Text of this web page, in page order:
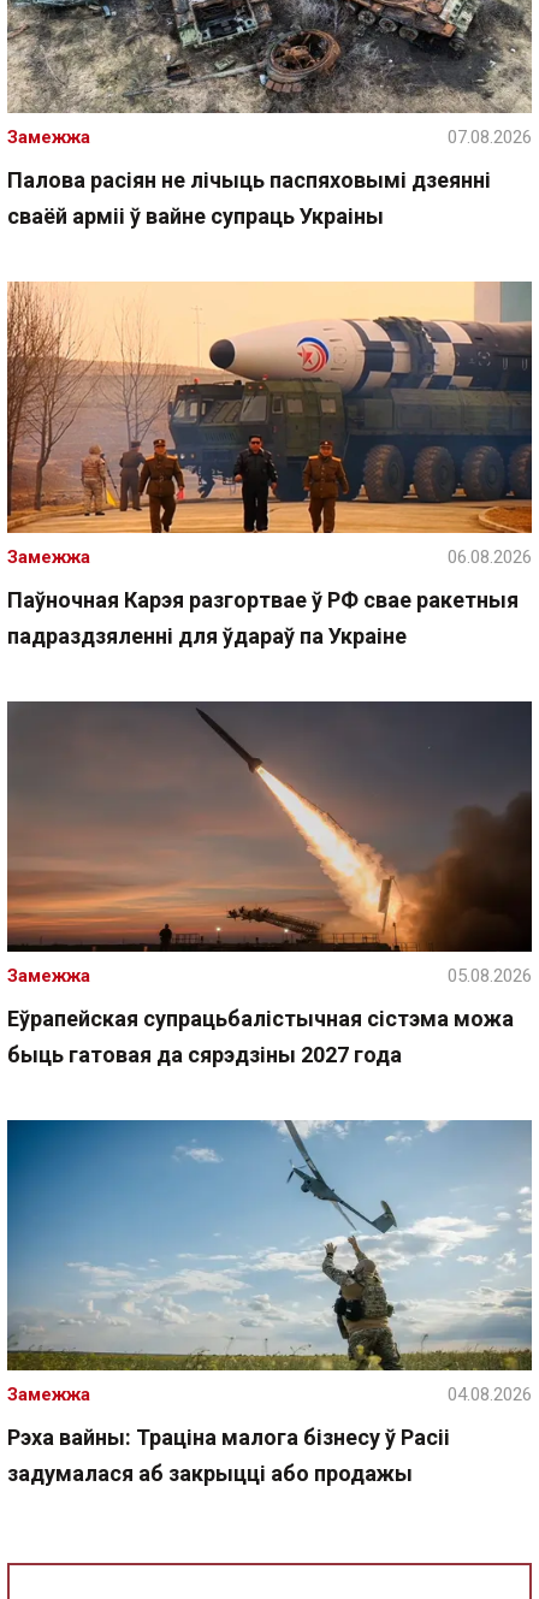
Палова расіян не лічыць паспяховымі дзеянні
сваёй арміі ў вайне супраць Украіны
Замежжа 07.08.2026
Паўночная Карэя разгортвае ў РФ свае ракетныя
падраздзяленні для ўдараў па Украіне
Замежжа 06.08.2026
Еўрапейская супрацьбалістычная сістэма можа
быць гатовая да сярэдзіны 2027 года
Замежжа 05.08.2026
Рэха вайны: Траціна малога бізнесу ў Расіі
задумалася аб закрыцці або продажы
Замежжа 04.08.2026